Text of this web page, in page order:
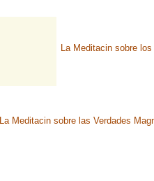
La Meditacin sobre
La Meditacin sobre las Verdades